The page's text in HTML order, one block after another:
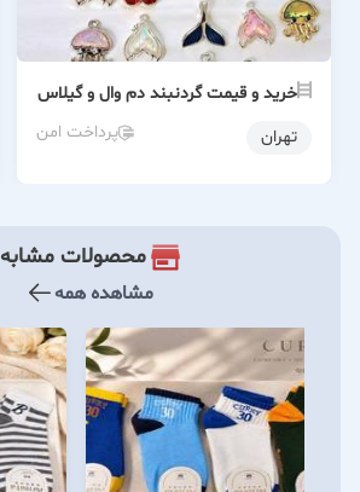
خرید و قیمت گردنبند دم وال و گیلاس
تهران
پرداخت امن
محصولات مشابه
مشاهده همه